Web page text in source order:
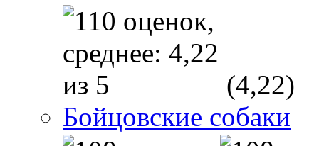
(4,22)
Бойцовские собаки